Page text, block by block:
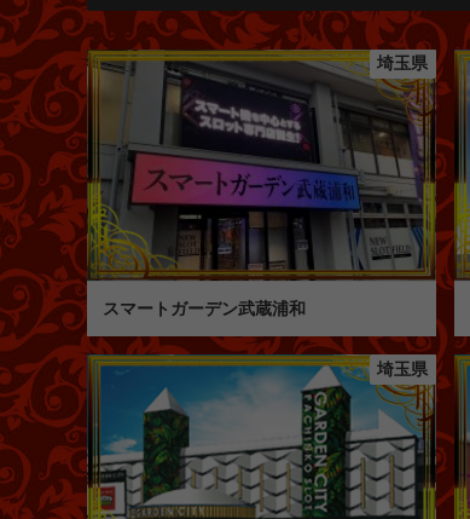
埼玉県
スマートガーデン武蔵浦和
埼玉県